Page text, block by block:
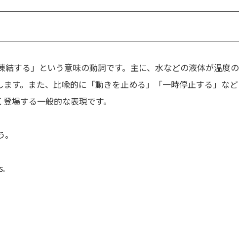
結する」という意味の動詞です。主に、水などの液体が温度の
す。また、比喩的に「動きを止める」「一時停止する」など
場する一般的な表現です。